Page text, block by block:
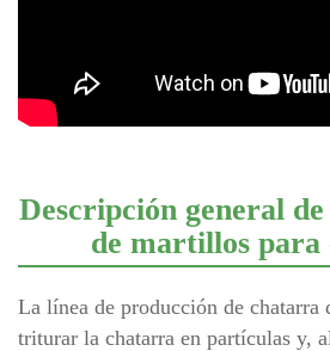
Descripción general
de martillos
La línea de producción de chatarra
triturar la chatarra en partículas y,